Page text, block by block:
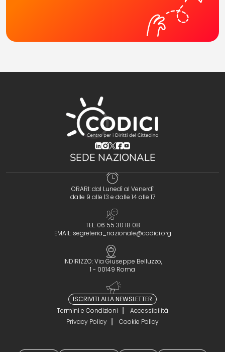
(opens in a new tab)
(opens in a new tab)
(opens in a new tab)
(opens in a new tab)
(opens in a new tab)
SEDE NAZIONALE
ORARI: dal Lunedì al Venerdì
dalle 9 alle 13 e dalle 14 alle 17
TEL: 06 55 30 18 08
EMAIL: segreteria_nazionale@codici.org
INDIRIZZO: Via Giuseppe Belluzzo,
1 - 00149 Roma
ISCRIVITI ALLA NEWSLETTER
Termini e Condizioni
Accessibilità
Privacy Policy
Cookie Policy